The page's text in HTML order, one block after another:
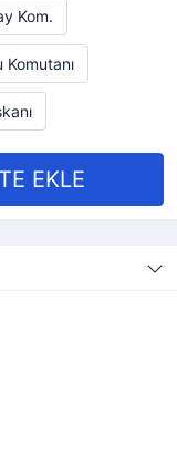
Kom.
Komutanı